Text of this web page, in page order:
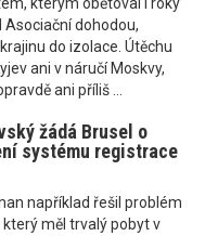
kterým obětoval i roky
Asociační dohodou,
do izolace. Útěchu
ani v náručí Moskvy,
ani příliš ...
žádá Brusel o
systému registrace
například řešil problém
který měl trvalý pobyt v